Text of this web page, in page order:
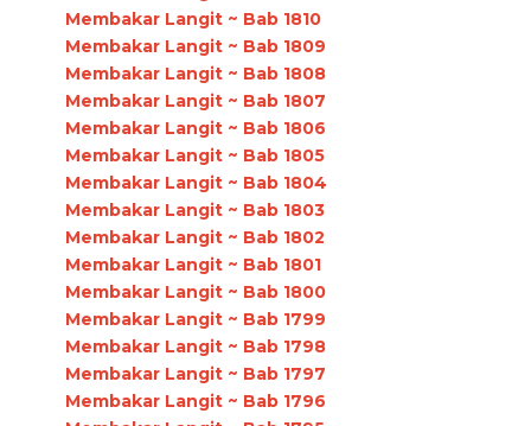
Membakar Langit ~ Bab 1810
Membakar Langit ~ Bab 1809
Membakar Langit ~ Bab 1808
Membakar Langit ~ Bab 1807
Membakar Langit ~ Bab 1806
Membakar Langit ~ Bab 1805
Membakar Langit ~ Bab 1804
Membakar Langit ~ Bab 1803
Membakar Langit ~ Bab 1802
Membakar Langit ~ Bab 1801
Membakar Langit ~ Bab 1800
Membakar Langit ~ Bab 1799
Membakar Langit ~ Bab 1798
Membakar Langit ~ Bab 1797
Membakar Langit ~ Bab 1796